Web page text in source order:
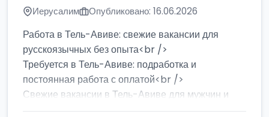
Иерусалим Опубликовано: 16.06.2026
Работа в Тель-Авиве: свежие вакансии для
русскоязычных без опыта<br />
Требуется в Тель-Авиве: подработка и
постоянная работа с оплатой<br />
Свежие вакансии в Тель-Авиве для мужчин и
женщин от хозя...